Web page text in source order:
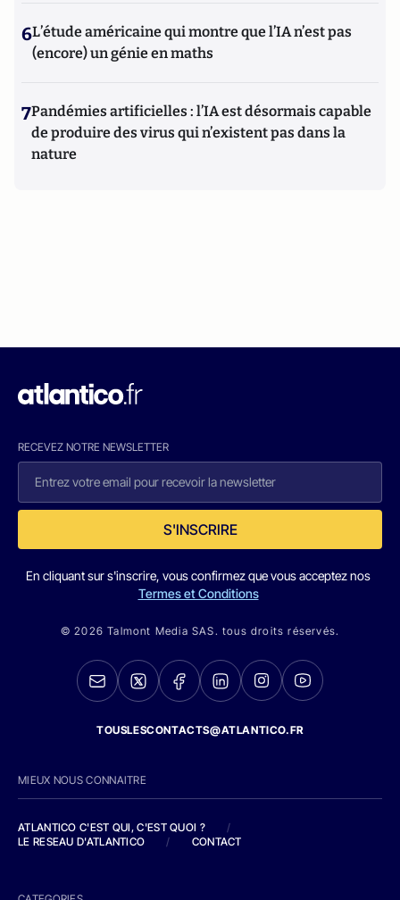
6L’étude américaine qui montre que l’IA n’est pas
(encore) un génie en maths
7Pandémies artificielles : l’IA est désormais capable
de produire des virus qui n’existent pas dans la
nature
RECEVEZ NOTRE NEWSLETTER
S'INSCRIRE
En cliquant sur s'inscrire, vous confirmez que vous acceptez nos
Termes et Conditions
© 2026 Talmont Media SAS. tous droits réservés.
TOUSLESCONTACTS@ATLANTICO.FR
MIEUX NOUS CONNAITRE
ATLANTICO C'EST QUI, C'EST QUOI ?
/
LE RESEAU D'ATLANTICO
/ CONTACT